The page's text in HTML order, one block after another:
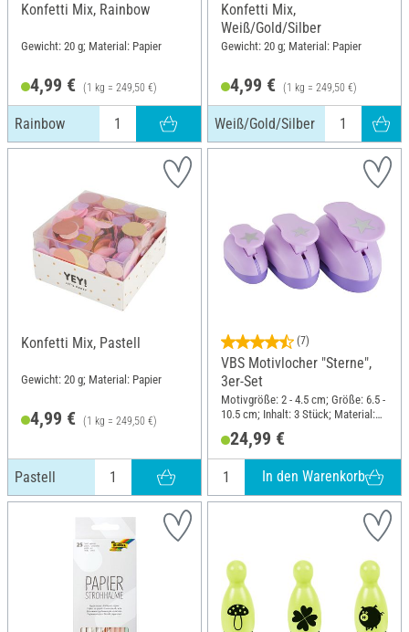
Konfetti Mix, Rainbow
Gewicht: 20 g; Material: Papier
4,99 € (1 kg = 249,50 €)
Rainbow
Konfetti Mix,
Weiß/Gold/Silber
Gewicht: 20 g; Material: Papier
4,99 € (1 kg = 249,50 €)
Weiß/Gold/Silber
Konfetti Mix, Pastell
Gewicht: 20 g; Material: Papier
4,99 € (1 kg = 249,50 €)
Pastell
(7)
VBS Motivlocher "Sterne",
3er-Set
Motivgröße: 2 - 4.5 cm; Größe: 6.5 -
10.5 cm; Inhalt: 3 Stück; Material:
24,99 €
In den Warenkorb